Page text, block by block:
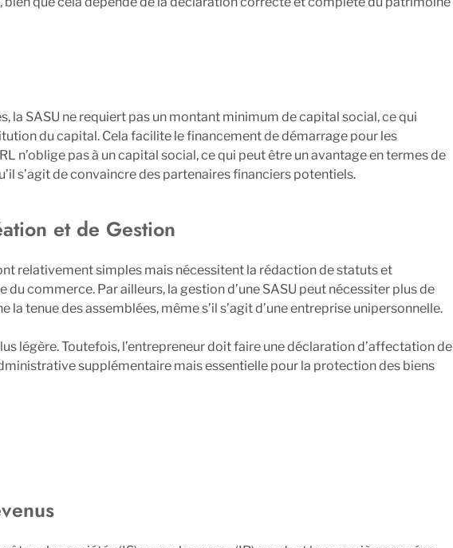
la SASU ne requiert pas un montant minimum de capital social, ce qui
du capital. Cela facilite le financement de démarrage pour les
n’oblige pas à un capital social, ce qui peut être un avantage en termes de
s’agit de convaincre des partenaires financiers potentiels.
et de Gestion
relativement simples mais nécessitent la rédaction de statuts et
du commerce. Par ailleurs, la gestion d’une SASU peut nécessiter plus de
tenue des assemblées, même s’il s’agit d’une entreprise unipersonnelle.
légère. Toutefois, l’entrepreneur doit faire une déclaration d’affectation de
supplémentaire mais essentielle pour la protection des biens